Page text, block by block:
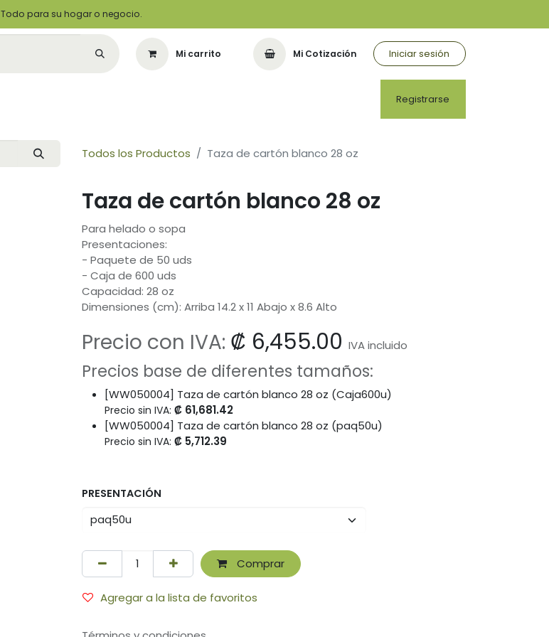
Todo para su hogar o negocio.
Mi carrito Mi Cotización Iniciar sesión
Registrarse
Todos los Productos Taza de cartón blanco 28 oz
Taza de cartón blanco 28 oz
Para helado o sopa
Presentaciones:
- Paquete de 50 uds
- Caja de 600 uds
Capacidad: 28 oz
Dimensiones (cm): Arriba 14.2 x 11 Abajo x 8.6 Alto
Precio con IVA: ₡ 6,455.00 IVA incluido
Precios base de diferentes tamaños:
[WW050004] Taza de cartón blanco 28 oz (Caja600u)
Precio sin IVA: ₡ 61,681.42
[WW050004] Taza de cartón blanco 28 oz (paq50u)
Precio sin IVA: ₡ 5,712.39
PRESENTACIÓN
Comprar
Agregar a la lista de favoritos